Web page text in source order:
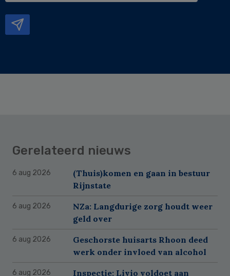
Gerelateerd nieuws
6 aug 2026
(Thuis)komen en gaan in bestuur
Rijnstate
6 aug 2026
NZa: Langdurige zorg houdt weer
geld over
6 aug 2026
Geschorste huisarts Rhoon deed
werk onder invloed van alcohol
6 aug 2026
Inspectie: Livio voldoet aan